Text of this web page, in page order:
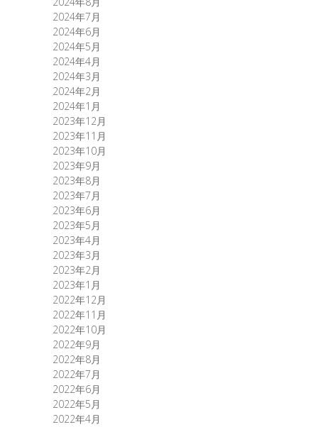
2024年7月
2024年6月
2024年5月
2024年4月
2024年3月
2024年2月
2024年1月
2023年12月
2023年11月
2023年10月
2023年9月
2023年8月
2023年7月
2023年6月
2023年5月
2023年4月
2023年3月
2023年2月
2023年1月
2022年12月
2022年11月
2022年10月
2022年9月
2022年8月
2022年7月
2022年6月
2022年5月
2022年4月